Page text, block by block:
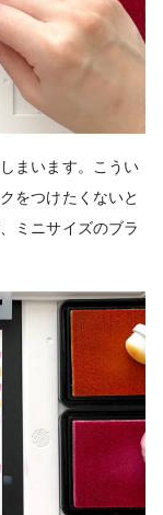
まいます。こうい
をつけたくないと
ミニサイズのブラ